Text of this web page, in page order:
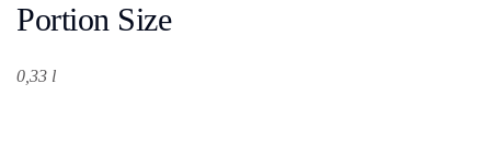
Portion Size
0,33 l